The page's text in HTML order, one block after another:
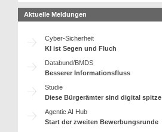
Aktuelle Meldungen
Cyber-Sicherheit
KI ist Segen und Fluch
Databund/BMDS
Besserer Informationsfluss
Studie
Diese Bürgerämter sind digital spitze
Agentic AI Hub
Start der zweiten Bewerbungsrunde